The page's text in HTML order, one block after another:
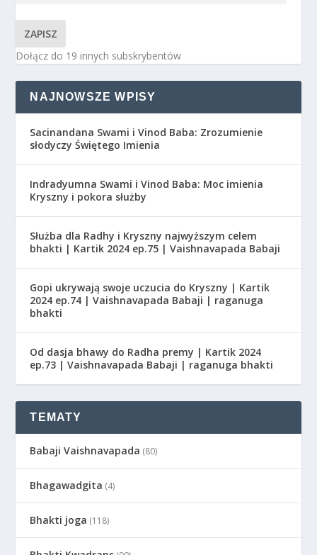
ZAPISZ
Dołącz do 19 innych subskrybentów
NAJNOWSZE WPISY
Sacinandana Swami i Vinod Baba: Zrozumienie
słodyczy Świętego Imienia
Indradyumna Swami i Vinod Baba: Moc imienia
Kryszny i pokora służby
Służba dla Radhy i Kryszny najwyższym celem
bhakti | Kartik 2024 ep.75 | Vaishnavapada Babaji
Gopi ukrywają swoje uczucia do Kryszny | Kartik
2024 ep.74 | Vaishnavapada Babaji | raganuga
bhakti
Od dasja bhawy do Radha premy | Kartik 2024
ep.73 | Vaishnavapada Babaji | raganuga bhakti
TEMATY
Babaji Vaishnavapada (80)
Bhagawadgita (4)
Bhakti joga (118)